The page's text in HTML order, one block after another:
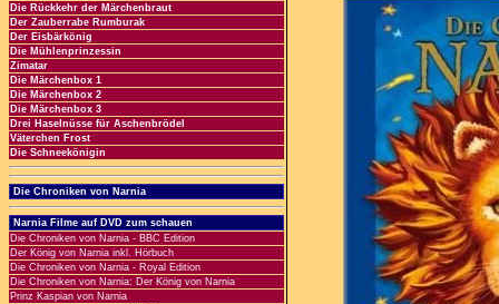
Die Rückkehr der Märchenbraut
Der Zauberrabe Rumburak
Der Eisbärkönig
Die Mühlenprinzessin
Zimatar
Die Märchenbox 1
Die Märchenbox 2
Die Märchenbox 3
Drei Haselnüsse für Aschenbrödel
Väterchen Frost
Die Schneekönigin
Die Chroniken von Narnia
Narnia Filme auf DVD zum schauen
Die Chroniken von Narnia - BBC Edition
Der König von Narnia inkl. Hörbuch
Die Chroniken von Narnia - Royal Edition
Die Chroniken von Narnia: Der König von Narnia
Prinz Kaspian von Narnia